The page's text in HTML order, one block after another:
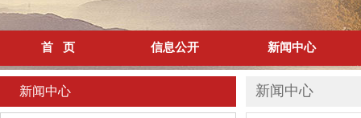
首 页 信息公开 新闻中心
新闻中心
新闻中心